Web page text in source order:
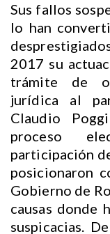
Sus fallos
lo han
2017 su
trámite de
jurídica al
Claudio
proceso
participación
posicionaron
Gobierno de
causas donde
suspicacias.